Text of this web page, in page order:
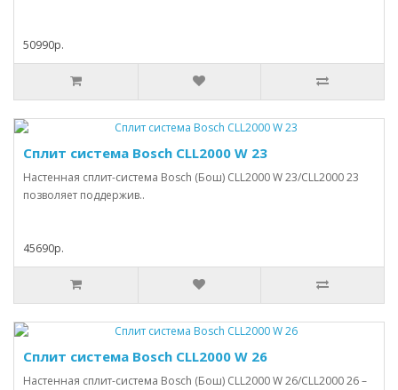
50990р.
Сплит система Bosch CLL2000 W 23
Настенная сплит-система Bosch (Бош) CLL2000 W 23/CLL2000 23
позволяет поддержив..
45690р.
Сплит система Bosch CLL2000 W 26
Настенная сплит-система Bosch (Бош) CLL2000 W 26/CLL2000 26 –